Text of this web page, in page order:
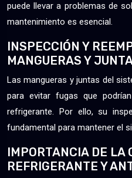
puede llevar a problemas de
mantenimiento es esencial.
INSPECCIÓN Y
MANGUERAS Y
Las mangueras y juntas del
para evitar fugas que
refrigerante. Por ello, su
fundamental para mantener el
IMPORTANCIA DE LA
REFRIGERANTE Y